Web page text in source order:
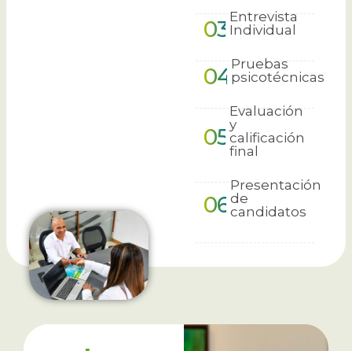
03 Entrevista
Individual
04 Pruebas
psicotécnicas
05
Evaluación
y
calificación
final
06
Presentación
de
candidatos